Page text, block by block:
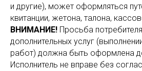
и другие), может оформляться
квитанции, жетона, талона,
ВНИМАНИЕ! Просьба
дополнительных услуг
работ) должна быть оформлена
Исполнитель не вправе без